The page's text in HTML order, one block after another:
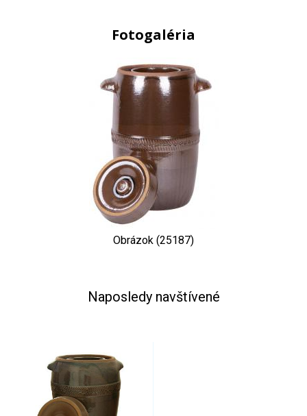
Fotogaléria
Obrázok (25187)
Naposledy navštívené